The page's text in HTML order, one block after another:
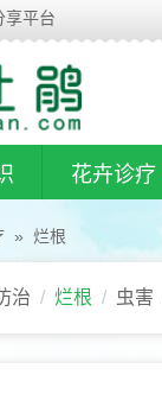
享平台
花卉诊疗
» 烂根
治 烂根 虫害